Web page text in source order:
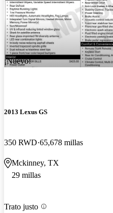
¡Nuevo!
2013 Lexus GS
350 RWD 65,678 millas
Mckinney, TX
29 millas
Trato justo